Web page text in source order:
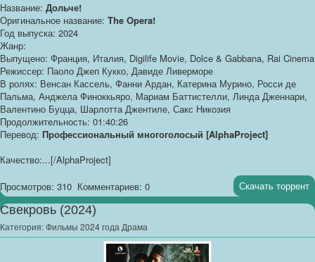
Название: Дольче!
Оригинальное название: The Opera!
Год выпуска: 2024
Жанр:
Выпущено: Франция, Италия, Digilife Movie, Dolce & Gabbana, Rai Cinema
Режиссер: Паоло Джеп Кукко, Давиде Ливерморе
В ролях: Венсан Кассель, Фанни Ардан, Катерина Мурино, Росси де
Пальма, Анджела Финоккьяро, Мариам Баттистелли, Линда Дженнари,
Валентино Буцца, Шарлотта Джентиле, Сакс Никозия
Продолжительность: 01:40:26
Перевод: Профессиональный многоголосый [AlphaProject]
Качество:...[/AlphaProject]
Просмотров: 310 Комментариев: 0 Скачать торрент
Свекровь (2024)
Категория:Фильмы 2024 года Драма